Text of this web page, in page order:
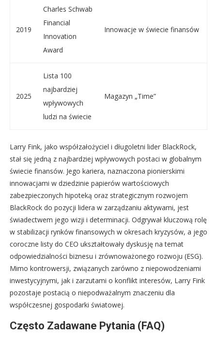
2019
Charles Schwab
Financial
Innovation
Award
Innowacje w świecie finansów
2025
Lista 100
najbardziej
wpływowych
ludzi na świecie
Magazyn „Time”
Larry Fink, jako współzałożyciel i długoletni lider BlackRock,
stał się jedną z najbardziej wpływowych postaci w globalnym
świecie finansów. Jego kariera, naznaczona pionierskimi
innowacjami w dziedzinie papierów wartościowych
zabezpieczonych hipoteką oraz strategicznym rozwojem
BlackRock do pozycji lidera w zarządzaniu aktywami, jest
świadectwem jego wizji i determinacji. Odgrywał kluczową rolę
w stabilizacji rynków finansowych w okresach kryzysów, a jego
coroczne listy do CEO ukształtowały dyskusję na temat
odpowiedzialności biznesu i zrównoważonego rozwoju (ESG).
Mimo kontrowersji, związanych zarówno z niepowodzeniami
inwestycyjnymi, jak i zarzutami o konflikt interesów, Larry Fink
pozostaje postacią o niepodważalnym znaczeniu dla
współczesnej gospodarki światowej.
Często Zadawane Pytania (FAQ)